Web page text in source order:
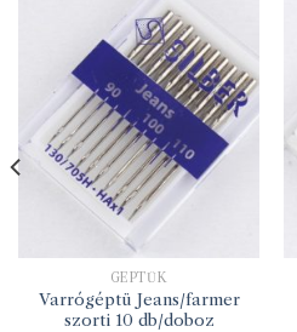
GÉPTŰK
Varrógéptü Jeans/farmer
szorti 10 db/doboz